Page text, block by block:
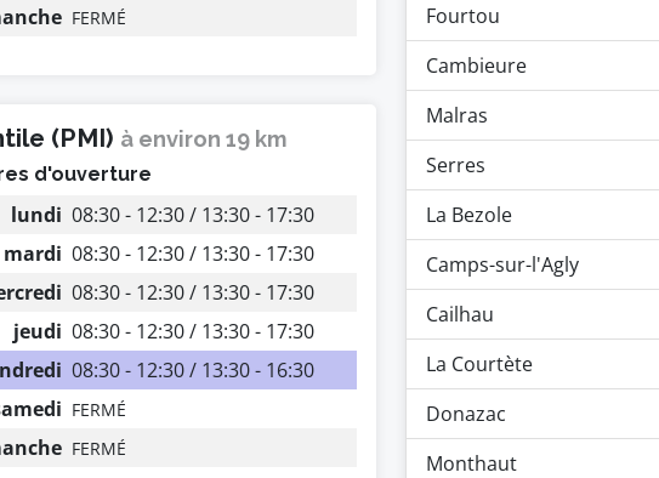
FERMÉ
(PMI) à environ 19 km
d'ouverture
lundi 08:30 - 12:30 / 13:30 - 17:30
mardi 08:30 - 12:30 / 13:30 - 17:30
08:30 - 12:30 / 13:30 - 17:30
jeudi 08:30 - 12:30 / 13:30 - 17:30
08:30 - 12:30 / 13:30 - 16:30
FERMÉ
FERMÉ
Fourtou
Cambieure
Malras
Serres
La Bezole
Camps-sur-l'Agly
Cailhau
La Courtète
Donazac
Monthaut